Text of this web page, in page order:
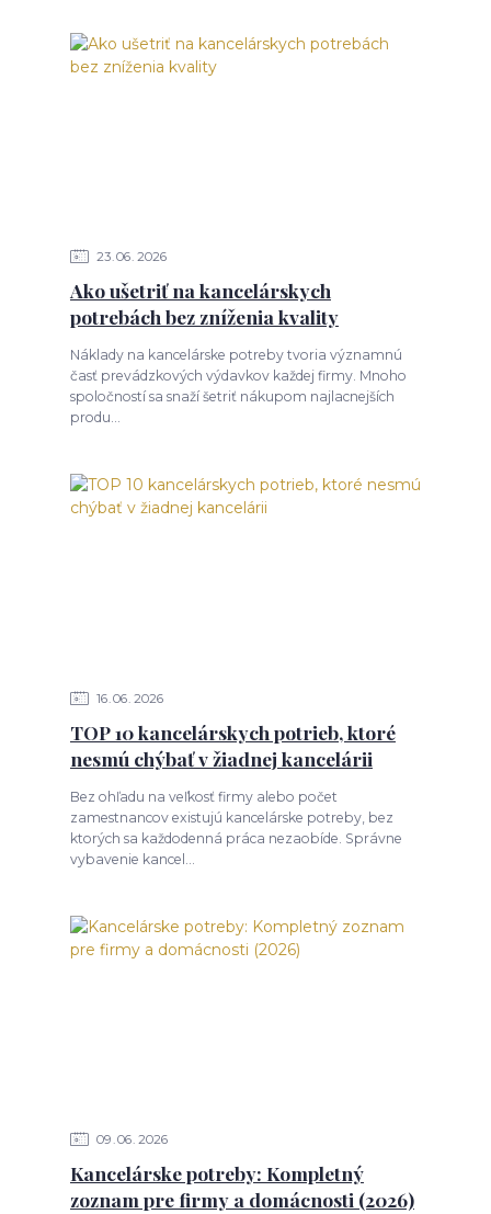
23 06 2026
Ako ušetriť na kancelárskych
potrebách bez zníženia kvality
Náklady na kancelárske potreby tvoria významnú
časť prevádzkových výdavkov každej firmy. Mnoho
spoločností sa snaží šetriť nákupom najlacnejších
produ...
16 06 2026
TOP 10 kancelárskych potrieb, ktoré
nesmú chýbať v žiadnej kancelárii
Bez ohľadu na veľkosť firmy alebo počet
zamestnancov existujú kancelárske potreby, bez
ktorých sa každodenná práca nezaobíde. Správne
vybavenie kancel...
09 06 2026
Kancelárske potreby: Kompletný
zoznam pre firmy a domácnosti (2026)